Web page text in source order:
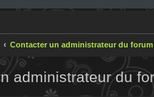
Contacter un administrateur du forum
administrateur du